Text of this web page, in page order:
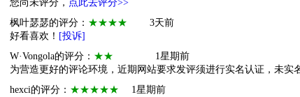
您尚未评分， 点此去评分>>
枫叶瑟瑟的评分： ★★★★
3天前
好看喜欢！ [投诉]
W·Vongola的评分： ★★
1星期前
为营造更好的评论环境，近期网站要求发评须进行实名认证，未实
hexci的评分： ★★★★★
1星期前